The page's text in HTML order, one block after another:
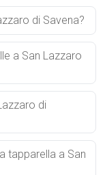
di Savena?
a San Lazzaro
di
tapparella a San